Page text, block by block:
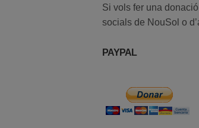
Si vols fer una
socials de NouSol o
PAYPAL